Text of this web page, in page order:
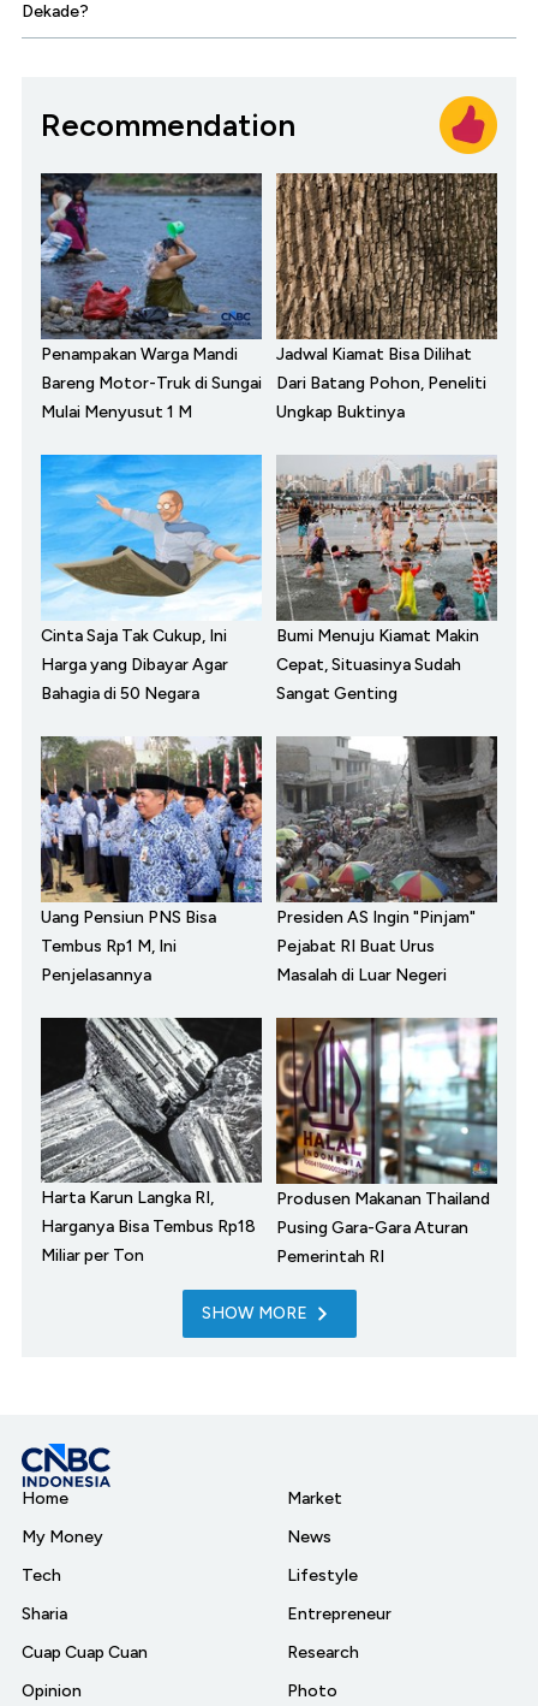
Dekade?
Recommendation
Penampakan Warga Mandi
Bareng Motor-Truk di Sungai
Mulai Menyusut 1 M
Jadwal Kiamat Bisa Dilihat
Dari Batang Pohon, Peneliti
Ungkap Buktinya
Cinta Saja Tak Cukup, Ini
Harga yang Dibayar Agar
Bahagia di 50 Negara
Bumi Menuju Kiamat Makin
Cepat, Situasinya Sudah
Sangat Genting
Uang Pensiun PNS Bisa
Tembus Rp1 M, Ini
Penjelasannya
Presiden AS Ingin "Pinjam"
Pejabat RI Buat Urus
Masalah di Luar Negeri
Harta Karun Langka RI,
Harganya Bisa Tembus Rp18
Miliar per Ton
Produsen Makanan Thailand
Pusing Gara-Gara Aturan
Pemerintah RI
SHOW MORE
Home
My Money
Tech
Sharia
Cuap Cuap Cuan
Opinion
Market
News
Lifestyle
Entrepreneur
Research
Photo